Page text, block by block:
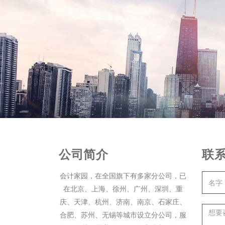
公司简介
会计家园，在全国旗下有多家分公司，已
在北京、上海、徐州、广州、深圳、重
庆、天津、杭州、济南、南京、石家庄、
合肥、苏州、无锡等城市设立分公司，服
联